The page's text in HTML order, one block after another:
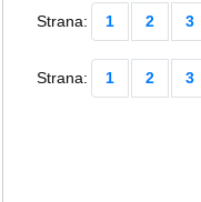
Strana: 1 2 3
Strana: 1 2 3